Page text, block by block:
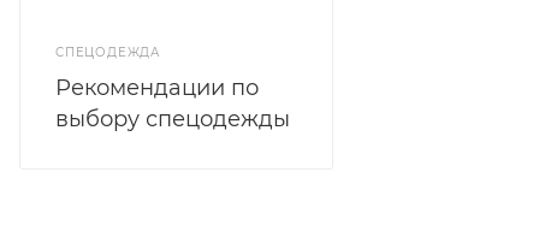
СПЕЦОДЕЖДА
Рекомендации по
выбору спецодежды